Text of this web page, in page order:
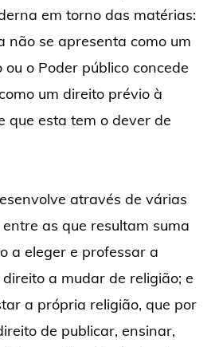
em torno das matérias:
não se apresenta como um
o Poder público concede
um direito prévio à
que esta tem o dever de
através de várias
as que resultam suma
a eleger e professar a
a mudar de religião; e
a própria religião, que por
de publicar, ensinar,